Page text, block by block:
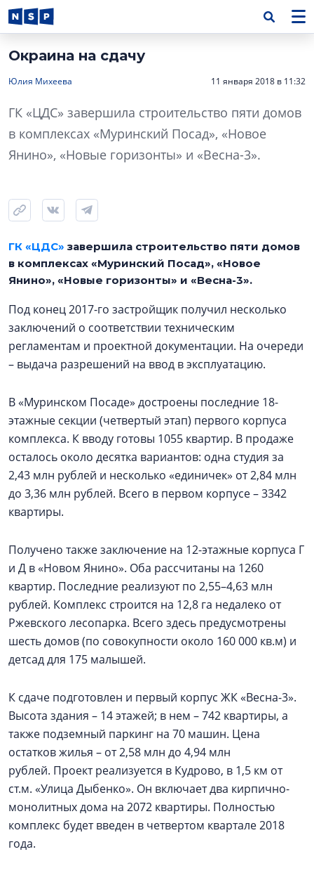
Окраина на сдачу
Юлия Михеева 11 января 2018 в 11:32
ГК «ЦДС» завершила строительство пяти домов
в комплексах «Муринский Посад», «Новое
Янино», «Новые горизонты» и «Весна-3».
ГК «ЦДС» завершила строительство пяти домов
в комплексах «Муринский Посад», «Новое
Янино», «Новые горизонты» и «Весна-3».
Под конец 2017-го застройщик получил несколько
заключений о соответствии техническим
регламентам и проектной документации. На очереди
– выдача разрешений на ввод в эксплуатацию.
В «Муринском Посаде» достроены последние 18-
этажные секции (четвертый этап) первого корпуса
комплекса. К вводу готовы 1055 квартир. В продаже
осталось около десятка вариантов: одна студия за
2,43 млн рублей и несколько «единичек» от 2,84 млн
до 3,36 млн рублей. Всего в первом корпусе – 3342
квартиры.
Получено также заключение на 12-этажные корпуса Г
и Д в «Новом Янино». Оба рассчитаны на 1260
квартир. Последние реализуют по 2,55–4,63 млн
рублей. Комплекс строится на 12,8 га недалеко от
Ржевского лесопарка. Всего здесь предусмотрены
шесть домов (по совокупности около 160 000 кв.м) и
детсад для 175 малышей.
К сдаче подготовлен и первый корпус ЖК «Весна-3».
Высота здания – 14 этажей; в нем – 742 квартиры, а
также подземный паркинг на 70 машин. Цена
остатков жилья – от 2,58 млн до 4,94 млн
рублей. Проект реализуется в Кудрово, в 1,5 км от
ст.м. «Улица Дыбенко». Он включает два кирпично-
монолитных дома на 2072 квартиры. Полностью
комплекс будет введен в четвертом квартале 2018
года.